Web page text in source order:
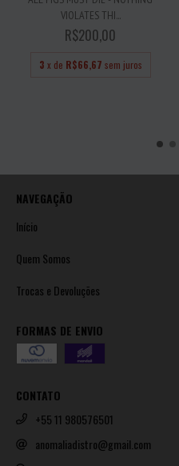
VIOLATES THI...
R$200,00
3 x de R$66,67 sem juros
NAVEGAÇÃO
Início
Quem Somos
Trocas e Devoluções
FORMAS DE ENVIO
CONTATO
+55 11 980576501
anomaliadistro@gmail.com